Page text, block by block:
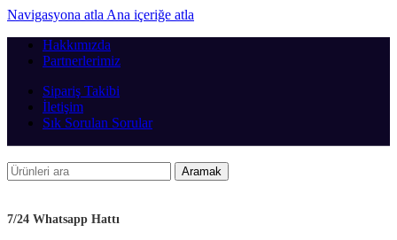
Navigasyona atla Ana içeriğe atla
Hakkımızda
Partnerlerimiz
Sipariş Takibi
İletişim
Sık Sorulan Sorular
Aramak
7/24 Whatsapp Hattı